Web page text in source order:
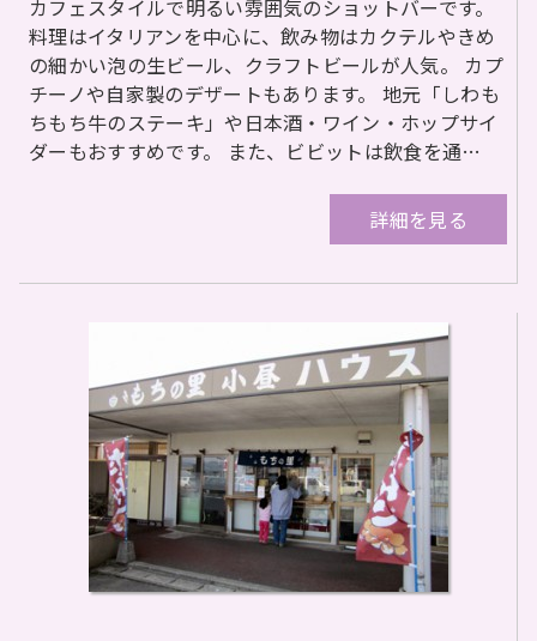
カフェスタイルで明るい雰囲気のショットバーです。
料理はイタリアンを中心に、飲み物はカクテルやきめ
の細かい泡の生ビール、クラフトビールが人気。 カプ
チーノや自家製のデザートもあります。 地元「しわも
ちもち牛のステーキ」や日本酒・ワイン・ホップサイ
ダーもおすすめです。 また、ビビットは飲食を通…
詳細を見る